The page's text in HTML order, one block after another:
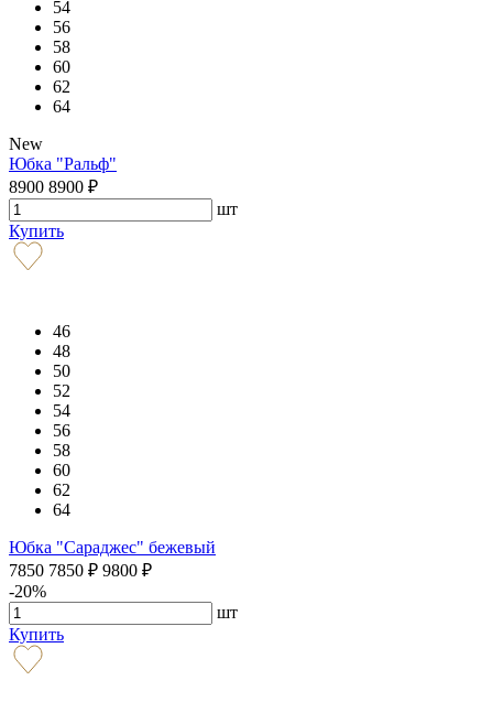
54
56
58
60
62
64
New
Юбка "Ральф"
8900 8900 ₽
шт
Купить
46
48
50
52
54
56
58
60
62
64
Юбка "Сараджес" бежевый
7850 7850 ₽ 9800 ₽
-20%
шт
Купить